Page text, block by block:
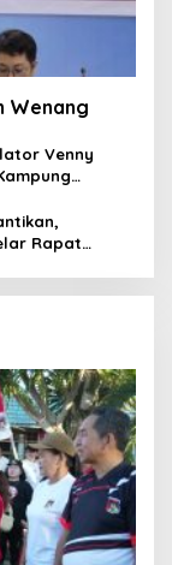
Wenang
Venny
Rapat